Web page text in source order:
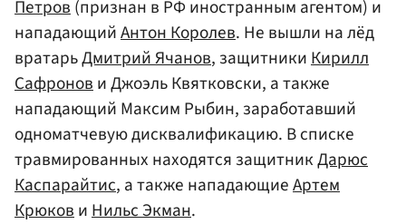
Петров(признан в РФ иностранным агентом) и
нападающийАнтон Королев. Не вышли на лёд
вратарьДмитрий Ячанов, защитникиКирилл
Сафронови Джоэль Квятковски, а также
нападающий Максим Рыбин, заработавший
одноматчевую дисквалификацию. В списке
травмированных находятся защитникДарюс
Каспарайтис, а также нападающиеАртем
КрюковиНильс Экман.